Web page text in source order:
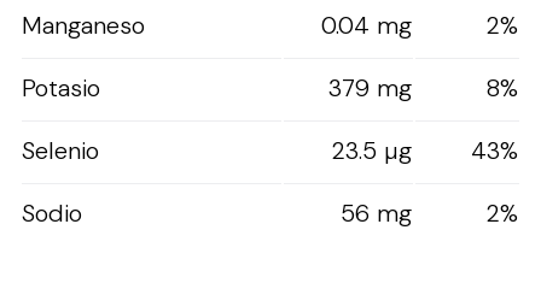
Manganeso
0.04 mg
2%
Potasio
379 mg
8%
Selenio
23.5 µg
43%
Sodio
56 mg 2%